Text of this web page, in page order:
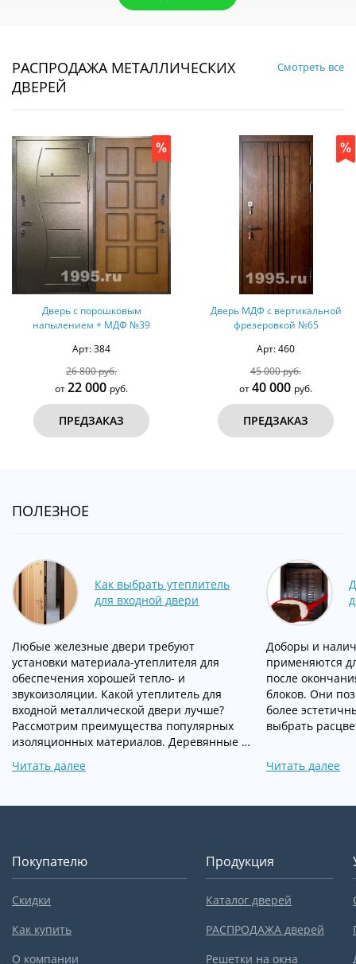
РАСПРОДАЖА МЕТАЛЛИЧЕСКИХ
ДВЕРЕЙ
Смотреть все
Дверь с порошковым
напылением + МДФ №39
Арт: 384
26 800 руб.
от22 000 руб.
ПРЕДЗАКАЗ
Дверь МДФ с вертикальной
фрезеровкой №65
Арт: 460
45 000 руб.
от40 000 руб.
ПРЕДЗАКАЗ
ПОЛЕЗНОЕ
Как выбрать утеплитель
для входной двери
Любые железные двери требуют
установки материала-утеплителя для
обеспечения хорошей тепло- и
звукоизоляции. Какой утеплитель для
входной металлической двери лучше?
Рассмотрим преимущества популярных
изоляционных материалов. Деревянные …
Читать далее
Доборы и
применяются
после
блоков. Они
более
выбрать
Читать далее
Покупателю
Скидки
Как купить
О компании
Продукция
Каталог дверей
РАСПРОДАЖА дверей
Решетки на окна